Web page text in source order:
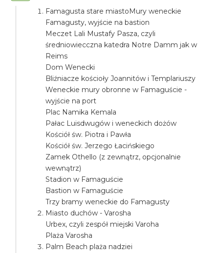
Famagusta stare miastoMury weneckie
Famagusty, wyjście na bastion
Meczet Lali Mustafy Pasza, czyli
średniowiecczna katedra Notre Damm jak w
Reims
Dom Wenecki
Bliźniacze kościoły Joannitów i Templariuszy
Weneckie mury obronne w Famaguście -
wyjście na port
Plac Namika Kemala
Pałac Luisdwugów i weneckich dożów
Kościół św. Piotra i Pawła
Kościół św. Jerzego Łacińskiego
Zamek Othello (z zewnątrz, opcjonalnie
wewnątrz)
Stadion w Famaguście
Bastion w Famaguście
Trzy bramy weneckie do Famagusty
Miasto duchów - Varosha
Urbex, czyli zespół miejski Varoha
Plaża Varosha
Palm Beach plaża nadziei